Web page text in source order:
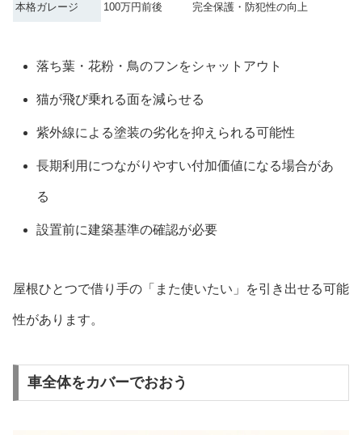
本格ガレージ 100万円前後 完全保護・防犯性の向上
落ち葉・花粉・鳥のフンをシャットアウト
猫が飛び乗れる面を減らせる
紫外線による塗装の劣化を抑えられる可能性
長期利用につながりやすい付加価値になる場合があ
る
設置前に建築基準の確認が必要
屋根ひとつで借り手の「また使いたい」を引き出せる可能
性があります。
車全体をカバーでおおう